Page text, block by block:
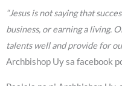
“Jesus is not saying that
business, or earning a living.
talents well and provide for
Archbishop Uy sa facebook